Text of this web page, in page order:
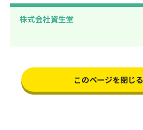
株式会社資生堂
このページを閉じる